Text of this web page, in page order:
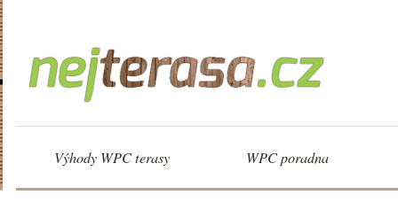
Výhody WPC terasy WPC poradna